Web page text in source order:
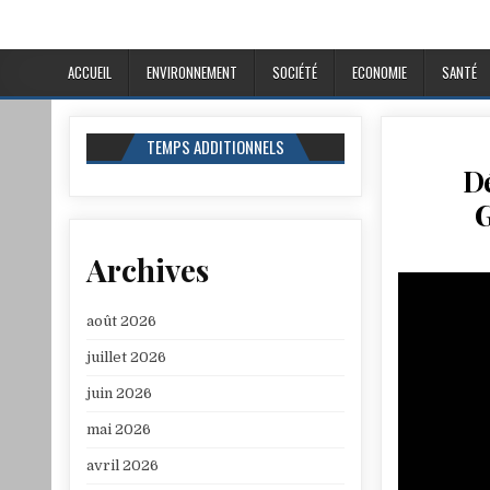
ACCUEIL ENVIRONNEMENT SOCIÉTÉ ECONOMIE SANTÉ
TEMPS ADDITIONNELS
Archives
août 2026
juillet 2026
juin 2026
mai 2026
avril 2026